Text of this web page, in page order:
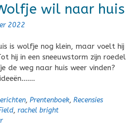
wil naar huis
2022
is wolfje nog klein, maar voelt hij
hij in een sneeuwstorm zijn roedel
de weg naar huis weer vinden?
, Prentenboek, Recensies
, rachel bright